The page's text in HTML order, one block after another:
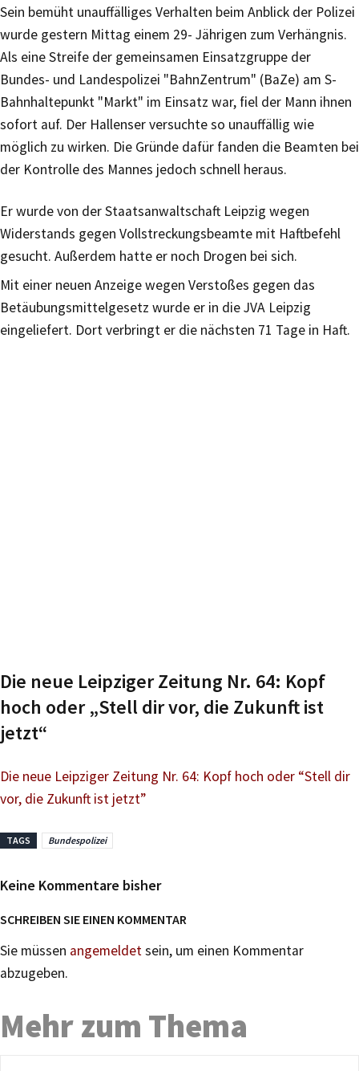
Sein bemüht unauffälliges Verhalten beim Anblick der Polizei
wurde gestern Mittag einem 29- Jährigen zum Verhängnis.
Als eine Streife der gemeinsamen Einsatzgruppe der
Bundes- und Landespolizei "BahnZentrum" (BaZe) am S-
Bahnhaltepunkt "Markt" im Einsatz war, fiel der Mann ihnen
sofort auf. Der Hallenser versuchte so unauffällig wie
möglich zu wirken. Die Gründe dafür fanden die Beamten bei
der Kontrolle des Mannes jedoch schnell heraus.
Er wurde von der Staatsanwaltschaft Leipzig wegen
Widerstands gegen Vollstreckungsbeamte mit Haftbefehl
gesucht. Außerdem hatte er noch Drogen bei sich.
Mit einer neuen Anzeige wegen Verstoßes gegen das
Betäubungsmittelgesetz wurde er in die JVA Leipzig
eingeliefert. Dort verbringt er die nächsten 71 Tage in Haft.
Die neue Leipziger Zeitung Nr. 64: Kopf
hoch oder „Stell dir vor, die Zukunft ist
jetzt“
Die neue Leipziger Zeitung Nr. 64: Kopf hoch oder “Stell dir
vor, die Zukunft ist jetzt”
TAGS Bundespolizei
Keine Kommentare bisher
SCHREIBEN SIE EINEN KOMMENTAR
Sie müssen angemeldetsein, um einen Kommentar
abzugeben.
Mehr zum Thema